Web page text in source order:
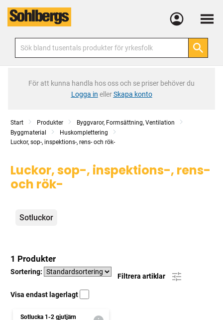
Meny
För att kunna handla hos oss och se priser behöver du
Logga in ellerSkapa konto
Start Produkter
Byggvaror, Formsättning, Ventilation
Byggmaterial
Huskomplettering
Luckor, sop-, inspektions-, rens- och rök-
Luckor, sop-, inspektions-, rens-
och rök-
Kategorier
Sotluckor
1 Produkter
Sortering:
Filtrera artiklar
Visa endast lagerlagt
Sotlucka 1-2 gjutjärn